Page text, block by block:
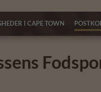
I CAPE TOWN